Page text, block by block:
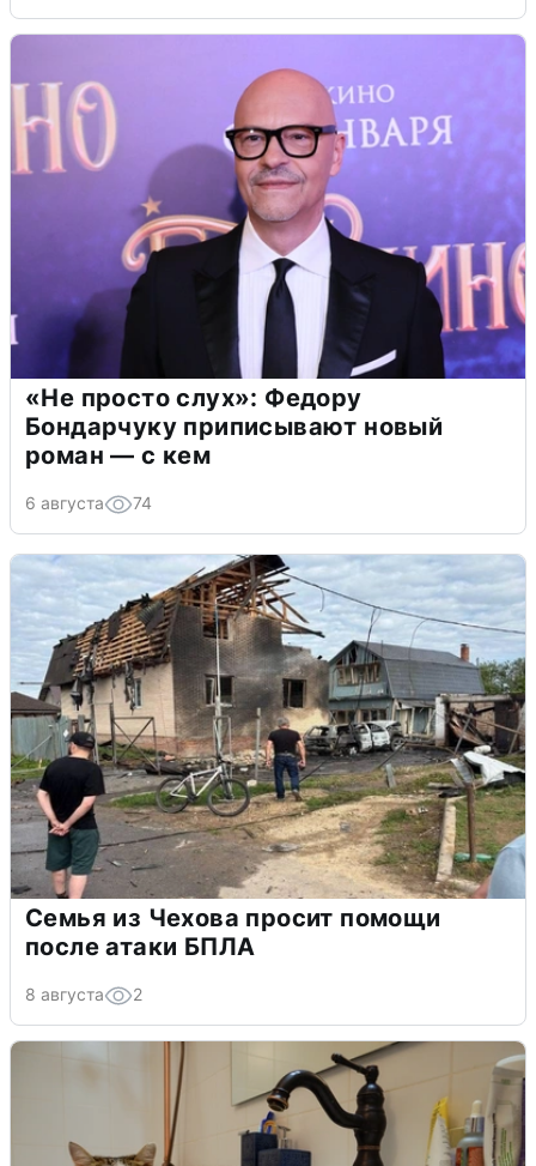
«Не просто слух»: Федору
Бондарчуку приписывают новый
роман — с кем
6 августа 74
Семья из Чехова просит помощи
после атаки БПЛА
8 августа 2